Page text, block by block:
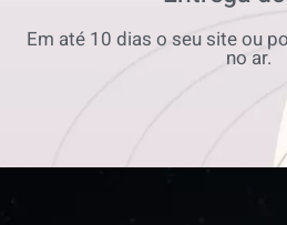
Em até 10 dias o seu site ou
no ar.